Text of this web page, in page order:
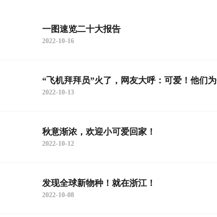
一图速览二十大报告
2022-10-16
“飞机拜拜员”火了，网友大呼：可爱！他们
2022-10-13
秋意渐浓，欢迎小可爱回家！
2022-10-12
发现全球新物种！就在浙江！
2022-10-08